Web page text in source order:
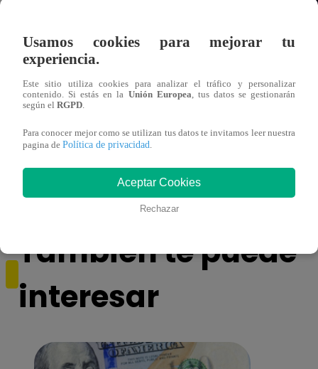
Yo Soy GRANDES BATALLAS: ¡El
Pájaro Gómez venció a Miguel Mateos y
Yo
También te puede
interesar
Usamos cookies para mejorar tu
experiencia.
Este sitio utiliza cookies para analizar el tráfico y personalizar
contenido. Si estás en la Unión Europea , tus datos se gestionarán
según el RGPD
Para conocer mejor como se utilizan tus datos te invitamos leer nuestra
pagina de Política de privacidad
Aceptar Cookies
Rechazar